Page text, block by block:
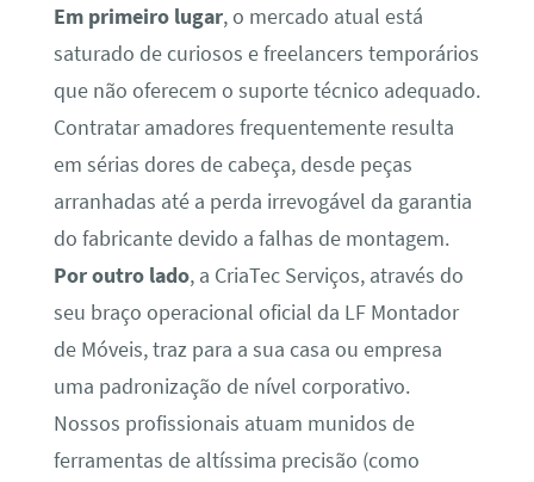
Em primeiro lugar, o mercado atual está
saturado de curiosos e freelancers temporários
que não oferecem o suporte técnico adequado.
Contratar amadores frequentemente resulta
em sérias dores de cabeça, desde peças
arranhadas até a perda irrevogável da garantia
do fabricante devido a falhas de montagem.
Por outro lado, a CriaTec Serviços, através do
seu braço operacional oficial da LF Montador
de Móveis, traz para a sua casa ou empresa
uma padronização de nível corporativo.
Nossos profissionais atuam munidos de
ferramentas de altíssima precisão (como